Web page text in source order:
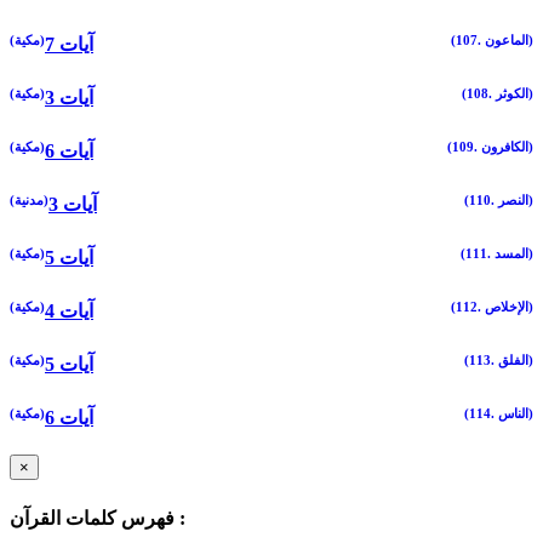
(107. الماعون) (مكية) 7 آيات
(108. الكوثر) (مكية) 3 آيات
(109. الكافرون) (مكية) 6 آيات
(110. النصر) (مدنية) 3 آيات
(111. المسد) (مكية) 5 آيات
(112. الإخلاص) (مكية) 4 آيات
(113. الفلق) (مكية) 5 آيات
(114. الناس) (مكية) 6 آيات
×
فهرس كلمات القرآن :